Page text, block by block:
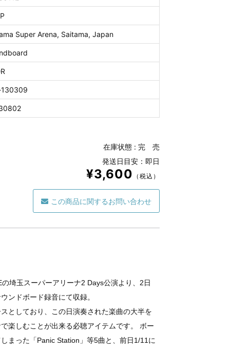
Super Arena, Saitama, Japan
在庫状態 : 完 売
発送日目安：即日
¥3,600 （税込）
この商品に関するお問い合わせ
埼玉スーパーアリーナ2 Days公演より、2日
ンドボード録音にて収録。
としており、この日演奏された楽曲の大半を
楽しむことが出来る必聴アイテムです。 ボー
まった「Panic Station」等5曲と、前日1/11に